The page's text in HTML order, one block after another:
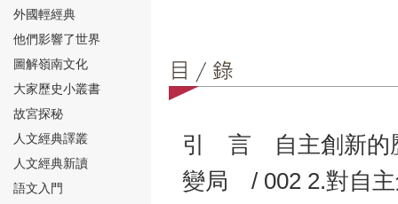
⑰
外國輕經典
他們影響了世界
圖解嶺南文化
大家歷史小叢書
故宮探秘
人文經典譯叢
人文經典新讀
語文入門
引 言 自主創新的
變局 / 002 2.對自